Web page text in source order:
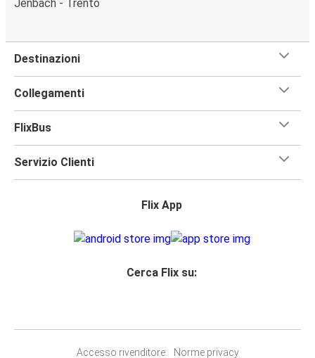
Jenbach - Trento
Destinazioni
Collegamenti
FlixBus
Servizio Clienti
Flix App
Cerca Flix su:
Accesso rivenditore Norme privacy